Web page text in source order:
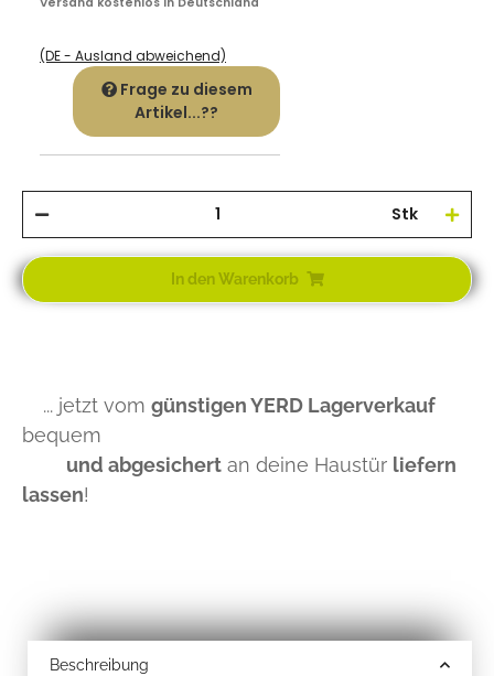
(DE - Ausland abweichend)
Frage zu diesem
Artikel...??
Stk
In den Warenkorb
... jetzt vom günstigen YERD Lagerverkauf
bequem
und abgesichert an deine Haustür liefern
lassen!
Beschreibung